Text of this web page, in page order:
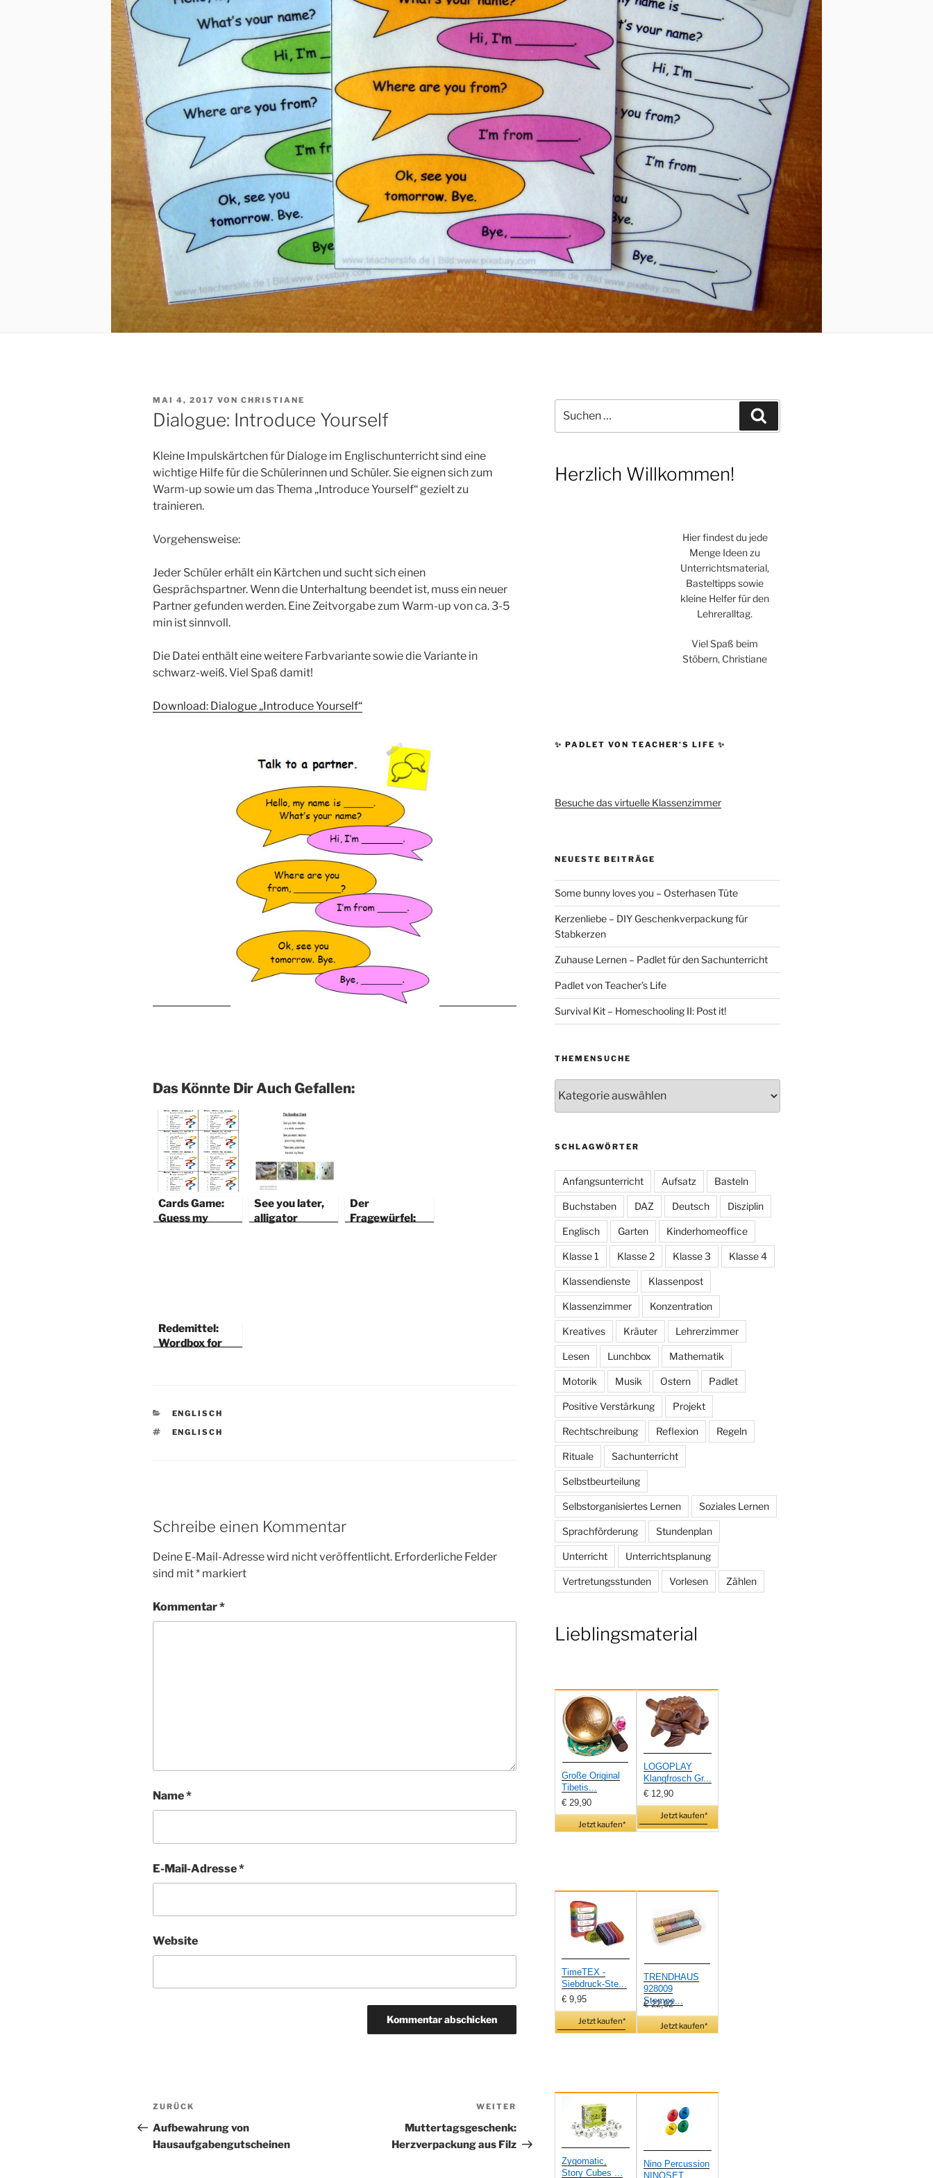
VERÖFFENTLICHT
AM
MAI 4, 2017 VON CHRISTIANE
Dialogue: Introduce Yourself
Kleine Impulskärtchen für Dialoge im Englischunterricht sind eine
wichtige Hilfe für die Schülerinnen und Schüler. Sie eignen sich zum
Warm-up sowie um das Thema „Introduce Yourself“ gezielt zu
trainieren.
Vorgehensweise:
Jeder Schüler erhält ein Kärtchen und sucht sich einen
Gesprächspartner. Wenn die Unterhaltung beendet ist, muss ein neuer
Partner gefunden werden. Eine Zeitvorgabe zum Warm-up von ca. 3-5
min ist sinnvoll.
Die Datei enthält eine weitere Farbvariante sowie die Variante in
schwarz-weiß. Viel Spaß damit!
Download: Dialogue „Introduce Yourself“
Das Könnte Dir Auch Gefallen:
Cards Game:
Guess my
See you later,
alligator
Der
Fragewürfel:
Redemittel:
Wordbox for
KATEGORIEN
ENGLISCH
SCHLAGWÖRTER
ENGLISCH
Schreibe einen Kommentar
Deine E-Mail-Adresse wird nicht veröffentlicht. Erforderliche Felder
sind mit* markiert
Kommentar*
Name*
E-Mail-Adresse*
Website
Beitragsnavigation
Vorheriger
Beitrag
ZURÜCK
Aufbewahrung von
Hausaufgabengutscheinen
Beitrag
WEITER
Muttertagsgeschenk:
Herzverpackung aus Filz
nach:
Herzlich Willkommen!
Hier findest du jede
Menge Ideen zu
Unterrichtsmaterial,
Basteltipps sowie
kleine Helfer für den
Lehreralltag.
Viel Spaß beim
Stöbern, Christiane
✨ PADLET VON TEACHER’S LIFE ✨
Besuche das virtuelle Klassenzimmer
NEUESTE BEITRÄGE
Some bunny loves you – Osterhasen Tüte
Kerzenliebe – DIY Geschenkverpackung für
Stabkerzen
Zuhause Lernen – Padlet für den Sachunterricht
Padlet von Teacher’s Life
Survival Kit – Homeschooling II: Post it!
THEMENSUCHE
SCHLAGWÖRTER
Anfangsunterricht Aufsatz Basteln
Buchstaben DAZ Deutsch Disziplin
Englisch Garten Kinderhomeoffice
Klasse 1 Klasse 2 Klasse 3 Klasse 4
Klassendienste Klassenpost
Klassenzimmer Konzentration
Kreatives Kräuter Lehrerzimmer
Lesen Lunchbox Mathematik
Motorik Musik Ostern Padlet
Positive Verstärkung Projekt
Rechtschreibung Reflexion Regeln
Rituale Sachunterricht
Selbstbeurteilung
Selbstorganisiertes Lernen Soziales Lernen
Sprachförderung Stundenplan
Unterricht Unterrichtsplanung
Vertretungsstunden Vorlesen Zählen
Lieblingsmaterial
Große Original
Tibetis...
€ 29,90
Jetzt kaufen*
LOGOPLAY
Klangfrosch Gr...
€ 12,90
Jetzt kaufen*
TimeTEX -
Siebdruck-Ste...
€ 9,95
Jetzt kaufen*
TRENDHAUS
928009
Stempe...
€ 22,02
Jetzt kaufen*
Zygomatic,
Story Cubes ...
Nino Percussion
NINOSET...